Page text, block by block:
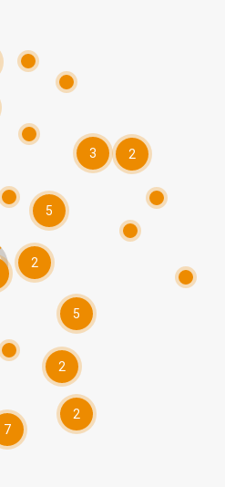
5
7
2
2
3
2
5
2